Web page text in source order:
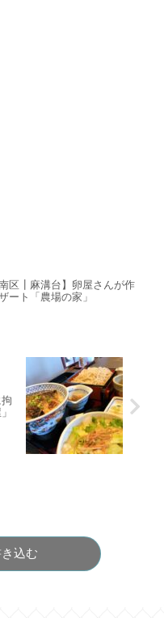
区┃麻溝台】卵屋さんが作
ート「農場の家」
込む